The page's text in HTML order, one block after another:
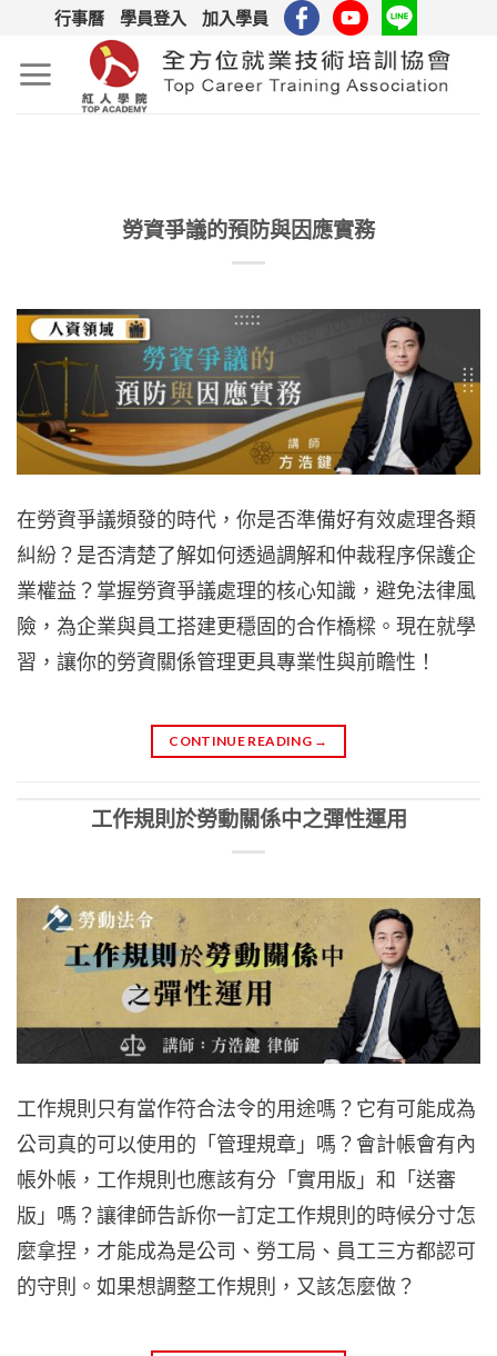
content
行事曆 學員登入 加入學員
勞資爭議的預防與因應實務
在勞資爭議頻發的時代，你是否準備好有效處理各類
糾紛？是否清楚了解如何透過調解和仲裁程序保護企
業權益？掌握勞資爭議處理的核心知識，避免法律風
險，為企業與員工搭建更穩固的合作橋樑。現在就學
習，讓你的勞資關係管理更具專業性與前瞻性！
CONTINUE READING →
工作規則於勞動關係中之彈性運用
工作規則只有當作符合法令的用途嗎？它有可能成為
公司真的可以使用的「管理規章」嗎？會計帳會有內
帳外帳，工作規則也應該有分「實用版」和「送審
版」嗎？讓律師告訴你一訂定工作規則的時候分寸怎
麼拿捏，才能成為是公司、勞工局、員工三方都認可
的守則。如果想調整工作規則，又該怎麼做？